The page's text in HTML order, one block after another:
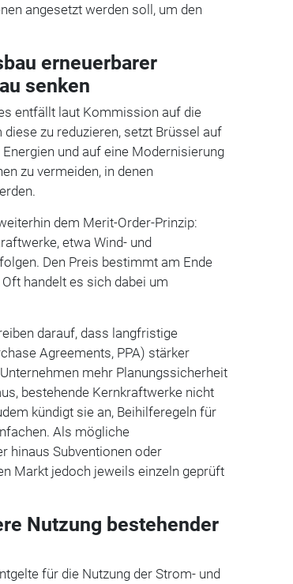
angesetzt werden soll, um den
erneuerbarer
senken
entfällt laut Kommission auf die
zu reduzieren, setzt Brüssel auf
und auf eine Modernisierung
zu vermeiden, in denen
dem Merit-Order-Prinzip:
etwa Wind- und
Den Preis bestimmt am Ende
handelt es sich dabei um
darauf, dass langfristige
Agreements, PPA) stärker
mehr Planungssicherheit
bestehende Kernkraftwerke nicht
kündigt sie an, Beihilferegeln für
Als mögliche
hinaus Subventionen oder
Markt jedoch jeweils einzeln geprüft
Nutzung bestehender
für die Nutzung der Strom- und